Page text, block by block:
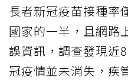
長者新冠疫苗接種率
國家的一半，且網路
誤資訊，調查發現近
冠疫情並未消失，疾